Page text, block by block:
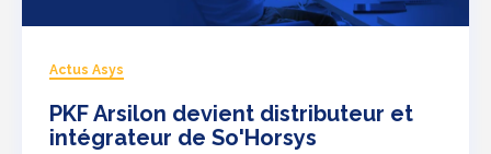
Actus Asys
PKF Arsilon devient distributeur et
intégrateur de So'Horsys